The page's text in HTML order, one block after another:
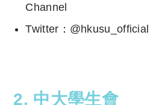
Channel
Twitter：@hkusu_official
2. 中大學生會